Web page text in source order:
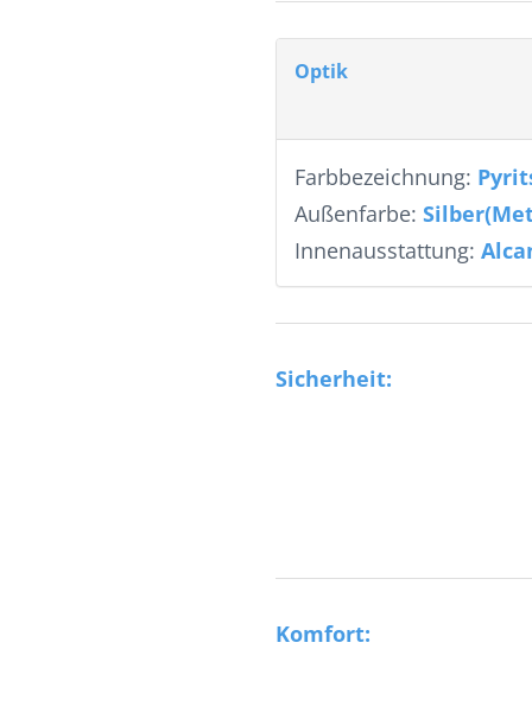
Optik
Farbbezeichnung:
Außenfarbe:
Innenausstattung:
Sicherheit:
Komfort: